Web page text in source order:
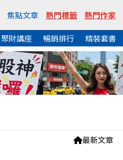
焦點文章 熱門標籤 熱門作家
聚財講座 暢銷排行 精裝套書
最新文章